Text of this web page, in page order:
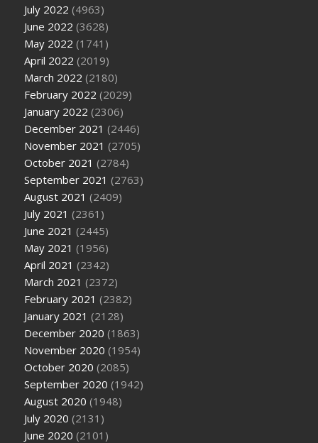
July 2022 (4963)
June 2022 (3628)
May 2022 (1741)
April 2022 (2019)
March 2022 (2180)
February 2022 (2029)
January 2022 (2306)
December 2021 (2446)
November 2021 (2705)
October 2021 (2784)
September 2021 (2763)
August 2021 (2409)
July 2021 (2361)
June 2021 (2445)
May 2021 (1956)
April 2021 (2342)
March 2021 (2372)
February 2021 (2382)
January 2021 (2128)
December 2020 (1863)
November 2020 (1954)
October 2020 (2085)
September 2020 (1942)
August 2020 (1948)
July 2020 (2131)
June 2020 (2101)